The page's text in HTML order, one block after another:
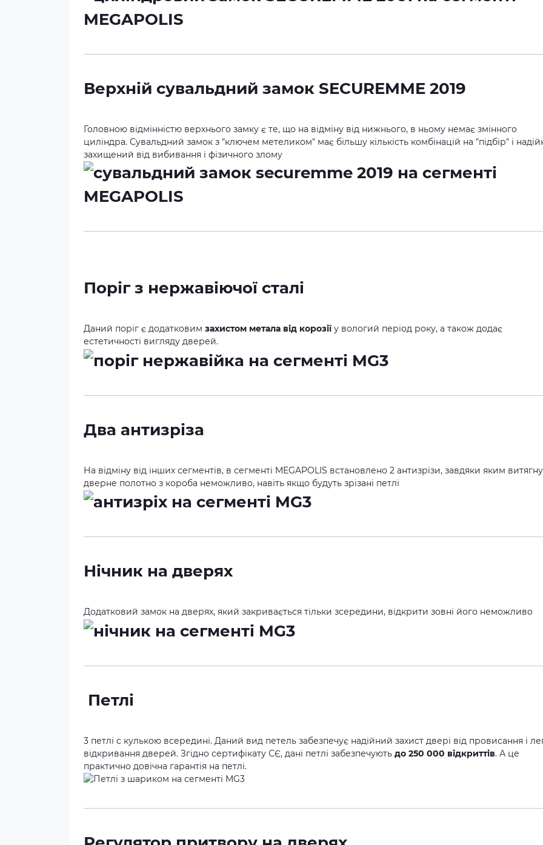
Верхній сувальдний замок SECUREMME 2019
Головною відмінністю верхнього замку є те, що на відміну від нижнього, в ньому немає змінного
циліндра. Сувальдний замок з "ключем метеликом" має більшу кількість комбінацій на "підбір" і
захищений від вибивання і фізичного злому
Поріг з нержавіючої сталі
Даний поріг є додатковим захистом метала від корозії у вологий період року, а також додає
естетичності вигляду дверей.
Два антизріза
На відміну від інших сегментів, в сегменті MEGAPOLIS встановлено 2 антизрізи, завдяки яким
дверне полотно з короба неможливо, навіть якщо будуть зрізані петлі
Нічник на дверях
Додатковий замок на дверях, який закривається тільки зсередини, відкрити зовні його неможливо
Петлі
3 петлі c кулькою всередині. Даний вид петель забезпечує надійний захист двері від провисання і
відкривання дверей. Згідно сертифікату СЄ, дані петлі забезпечують до 250 000 відкриттів. А це
практично довічна гарантія на петлі.